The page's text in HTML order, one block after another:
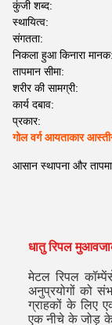
कुंजी शब्द:
स्थायित्व:
संगतता:
निकला हुआ किनारा मानक:
तापमान सीमा:
शरीर की सामग्री:
कार्य दबाव:
प्रकार:
गोल वर्ग आयताकार
आसान स्थापना और
धातु रिपल
मेटल रिपल
अनुप्रयोगों को
ग्राहकों के लिए
एक नीचे के जोड़ के